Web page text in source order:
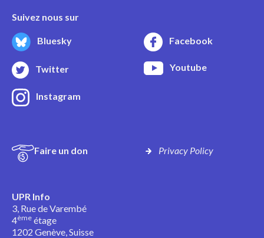
Suivez nous sur
Bluesky Facebook
Twitter Youtube
Instagram
Faire un don Privacy Policy
UPR Info
3, Rue de Varembé
4ème étage
1202 Genève, Suisse